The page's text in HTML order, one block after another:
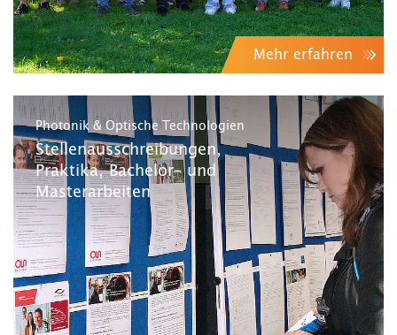
Mehr erfahren
Photonik & Optische Technologien
Stellenausschreibungen,
Praktika, Bachelor- und
Masterarbeiten